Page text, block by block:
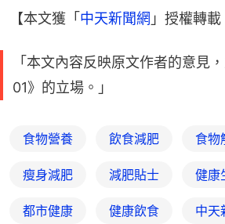
【本文獲「中天新聞網 」授權轉載
「本文內容反映原文作者的意見
01》的立場。」
食物營養 飲食減肥 食物
瘦身減肥 減肥貼士 健康
都市健康 健康飲食 中天